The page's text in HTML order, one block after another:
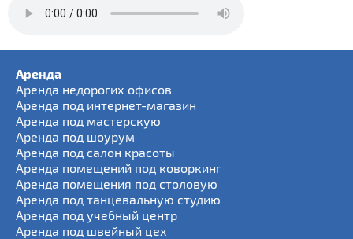
Аренда
Аренда недорогих офисов
Аренда под интернет-магазин
Аренда под мастерскую
Аренда под шоурум
Аренда под салон красоты
Аренда помещений под коворкинг
Аренда помещения под столовую
Аренда под танцевальную студию
Аренда под учебный центр
Аренда под швейный цех